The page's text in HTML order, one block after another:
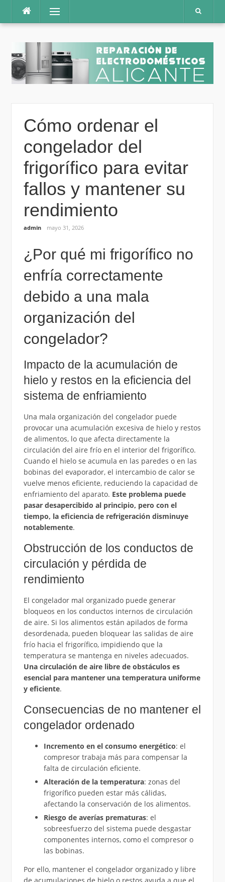
contenido
Menú
Cómo ordenar el
congelador del
frigorífico para evitar
fallos y mantener su
rendimiento
admin mayo 31, 2026
¿Por qué mi frigorífico no
enfría correctamente
debido a una mala
organización del
congelador?
Impacto de la acumulación de
hielo y restos en la eficiencia del
sistema de enfriamiento
Una mala organización del congelador puede
provocar una acumulación excesiva de hielo y restos
de alimentos, lo que afecta directamente la
circulación del aire frío en el interior del frigorífico.
Cuando el hielo se acumula en las paredes o en las
bobinas del evaporador, el intercambio de calor se
vuelve menos eficiente, reduciendo la capacidad de
enfriamiento del aparato. Este problema puede
pasar desapercibido al principio, pero con el
tiempo, la eficiencia de refrigeración disminuye
notablemente.
Obstrucción de los conductos de
circulación y pérdida de
rendimiento
El congelador mal organizado puede generar
bloqueos en los conductos internos de circulación
de aire. Si los alimentos están apilados de forma
desordenada, pueden bloquear las salidas de aire
frío hacia el frigorífico, impidiendo que la
temperatura se mantenga en niveles adecuados.
Una circulación de aire libre de obstáculos es
esencial para mantener una temperatura uniforme
y eficiente.
Consecuencias de no mantener el
congelador ordenado
Incremento en el consumo energético: el
compresor trabaja más para compensar la
falta de circulación eficiente.
Alteración de la temperatura: zonas del
frigorífico pueden estar más cálidas,
afectando la conservación de los alimentos.
Riesgo de averías prematuras: el
sobreesfuerzo del sistema puede desgastar
componentes internos, como el compresor o
las bobinas.
Por ello, mantener el congelador organizado y libre